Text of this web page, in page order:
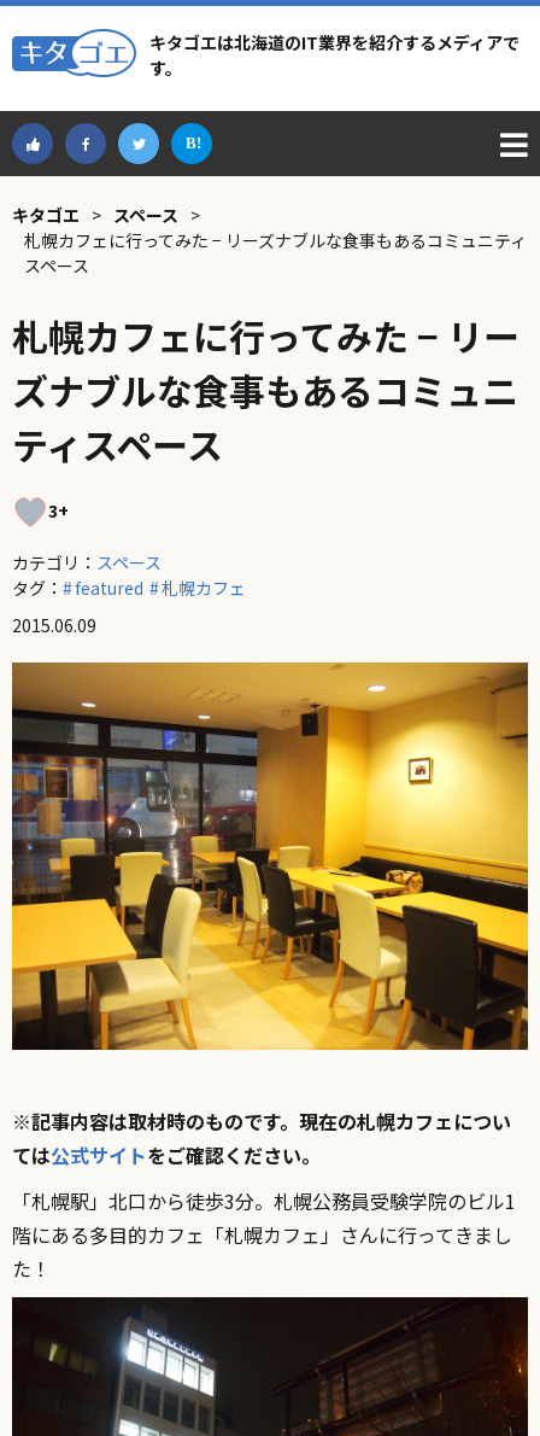
キタゴエは北海道のIT業界を紹介するメディアで
す。
キタゴエ > スペース >
札幌カフェに行ってみた − リーズナブルな食事もあるコミュニティ
スペース
札幌カフェに行ってみた − リー
ズナブルな食事もあるコミュニ
ティスペース
3+
カテゴリ： スペース
タグ：
featured
札幌カフェ
2015.06.09
※記事内容は取材時のものです。現在の札幌カフェについ
ては公式サイトをご確認ください。
「札幌駅」北口から徒歩3分。札幌公務員受験学院のビル1
階にある多目的カフェ「札幌カフェ」さんに行ってきまし
た！